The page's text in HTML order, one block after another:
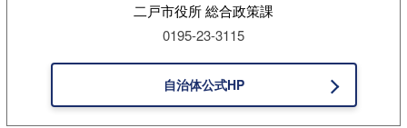
二戸市役所 総合政策課
0195-23-3115
自治体公式HP